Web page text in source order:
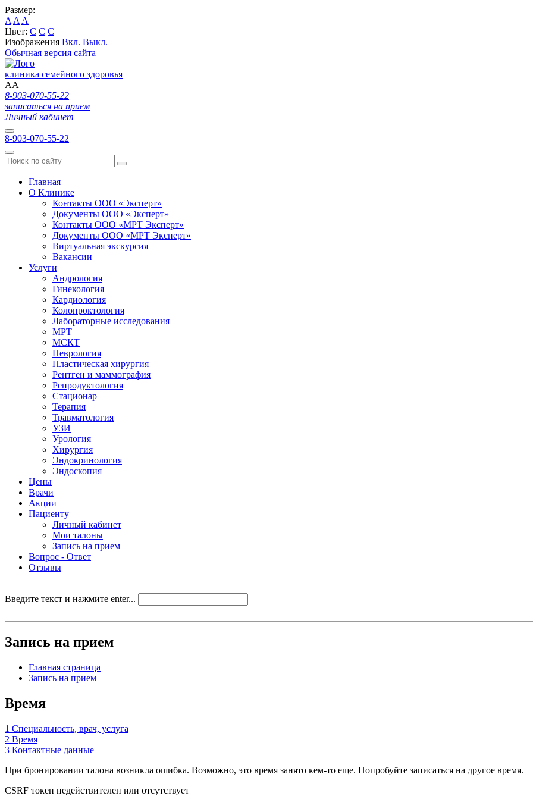
Размер:
A A A
Цвет: C C C
Изображения Вкл. Выкл.
Обычная версия сайта
клиника семейного здоровья
AA
8-903-070-55-22
записаться на прием
Личный кабинет
8-903-070-55-22
Главная
О Клинике
Контакты ООО «Эксперт»
Документы ООО «Эксперт»
Контакты ООО «МРТ Эксперт»
Документы ООО «МРТ Эксперт»
Виртуальная экскурсия
Вакансии
Услуги
Андрология
Гинекология
Кардиология
Колопроктология
Лабораторные исследования
МРТ
МСКТ
Неврология
Пластическая хирургия
Рентген и маммография
Репродуктология
Стационар
Терапия
Травматология
УЗИ
Урология
Хирургия
Эндокринология
Эндоскопия
Цены
Врачи
Акции
Пациенту
Личный кабинет
Мои талоны
Запись на прием
Вопрос - Ответ
Отзывы
Введите текст и нажмите enter...
Запись на прием
Главная страница
Запись на прием
Время
1 Специальность, врач, услуга
2 Время
3 Контактные данные
При бронировании талона возникла ошибка. Возможно, это время занято кем-то еще. Попробуйте записаться на другое время.
CSRF токен недействителен или отсутствует